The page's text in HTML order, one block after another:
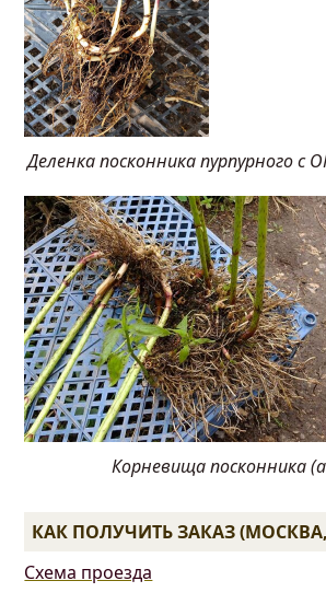
Деленка посконника пурпурного с
Корневища посконника
КАК ПОЛУЧИТЬ ЗАКАЗ
Схема проезда